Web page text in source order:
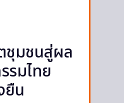
ชุมชนสู่ผล
รมไทย
ยืน